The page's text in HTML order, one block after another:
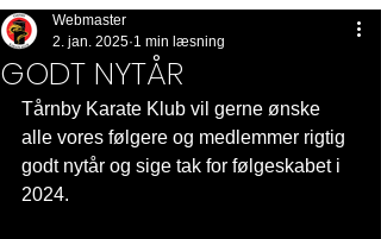
GODT NYTÅR
Webmaster
2. jan. 2025 1 min læsning
Tårnby Karate Klub vil gerne ønske
alle vores følgere og medlemmer rigtig
godt nytår og sige tak for følgeskabet i
2024.